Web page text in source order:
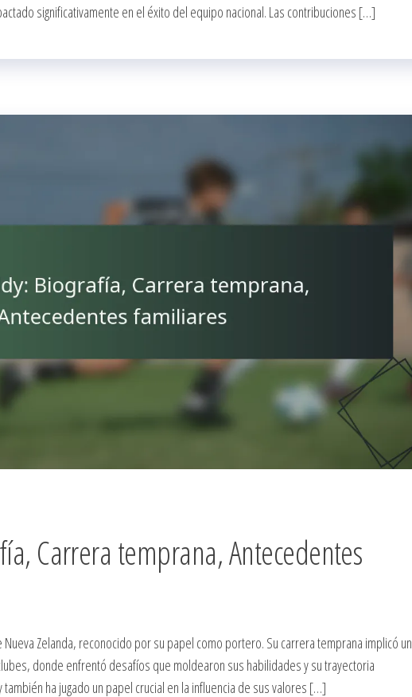
significativamente en el éxito del equipo nacional. Las contribuciones […]
Carrera temprana, Antecedentes
Zelanda, reconocido por su papel como portero. Su carrera temprana implicó un
donde enfrentó desafíos que moldearon sus habilidades y su trayectoria
ha jugado un papel crucial en la influencia de sus valores […]